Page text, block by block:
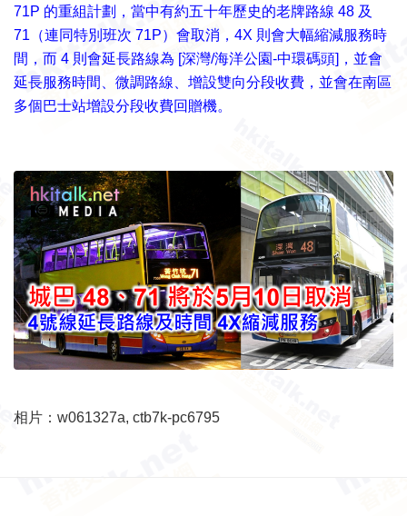
71P 的重組計劃，當中有約五十年歷史的老牌路線 48 及
71（連同特別班次 71P）會取消，4X 則會大幅縮減服務時
間，而 4 則會延長路線為 [深灣/海洋公園-中環碼頭]，並會
延長服務時間、微調路線、增設雙向分段收費，並會在南區
多個巴士站增設分段收費回贈機。
相片：w061327a, ctb7k-pc6795